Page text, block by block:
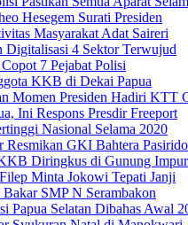
Hesegem Surati Presiden
Masyarakat Adat Saireri
4 Sektor Terwujud
7 Pejabat Polisi
KKB di Dekai Papua
Momen Presiden Hadiri KTT
Ini Respons Presdir Freeport
Nasional Selama 2020
Resmikan GKI Bahtera Pasirido
Diringkus di Gunung
Minta Jokowi Tepati Janji
SMP N Serambakon
Papua Selatan Dibahas Awal